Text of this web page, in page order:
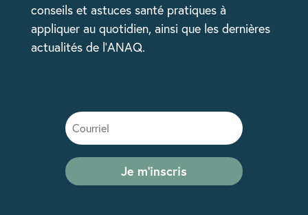
conseils et astuces santé pratiques à
appliquer au quotidien, ainsi que les dernières
actualités de l’ANAQ.
Je m'inscris